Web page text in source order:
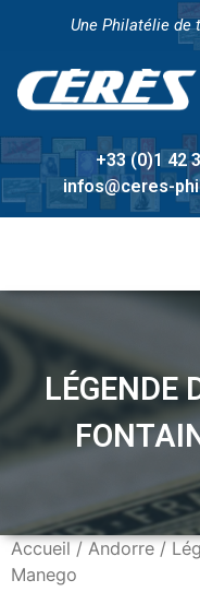
Une Philatélie de
+33 (0)1 42
infos@ceres-
LÉGENDE
Accueil / Andorre /
Manego